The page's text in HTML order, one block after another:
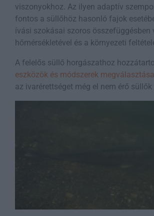
viszonyokhoz. Az ilyen adaptív
fontos a süllőhöz hasonló fajok
ívási szokásai szoros összefüggésben
hőmérsékletével és a környezeti
A felelős süllő horgászathoz
eszközök és módszerek megválasztása
az ivarérettséget még el nem érő süllők